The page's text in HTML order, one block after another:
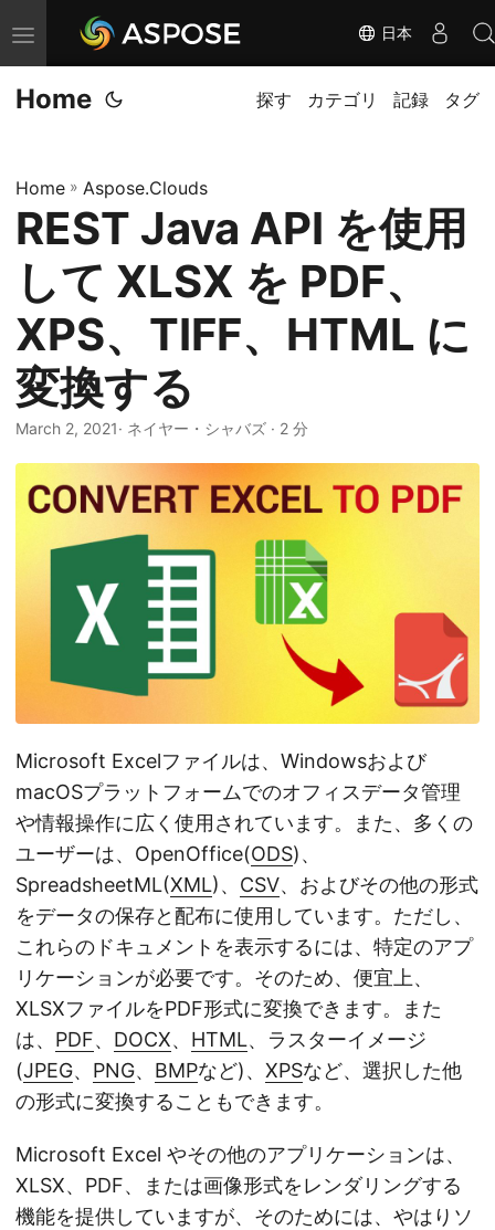
ナ
ビ
ゲ
ョ
ン
切
り
替
え
日本
Home 探す カテゴリ 記録 タグ
Home » Aspose.Clouds
REST Java API を使用
して XLSX を PDF、
XPS、TIFF、HTML に
変換する
March 2, 2021· ネイヤー・シャバズ · 2 分
Microsoft Excelファイルは、Windowsおよび
macOSプラットフォームでのオフィスデータ管理
や情報操作に広く使用されています。また、多くの
ユーザーは、OpenOffice(ODS)、
SpreadsheetML(XML)、 CSV、およびその他の形式
をデータの保存と配布に使用しています。ただし、
これらのドキュメントを表示するには、特定のアプ
リケーションが必要です。そのため、便宜上、
XLSXファイルをPDF形式に変換できます。また
は、 PDF、 DOCX、 HTML、ラスターイメージ
(JPEG、 PNG、 BMPなど)、 XPSなど、選択した他
の形式に変換することもできます。
Microsoft Excel やその他のアプリケーションは、
XLSX、PDF、または画像形式をレンダリングする
機能を提供していますが、そのためには、やはりソ